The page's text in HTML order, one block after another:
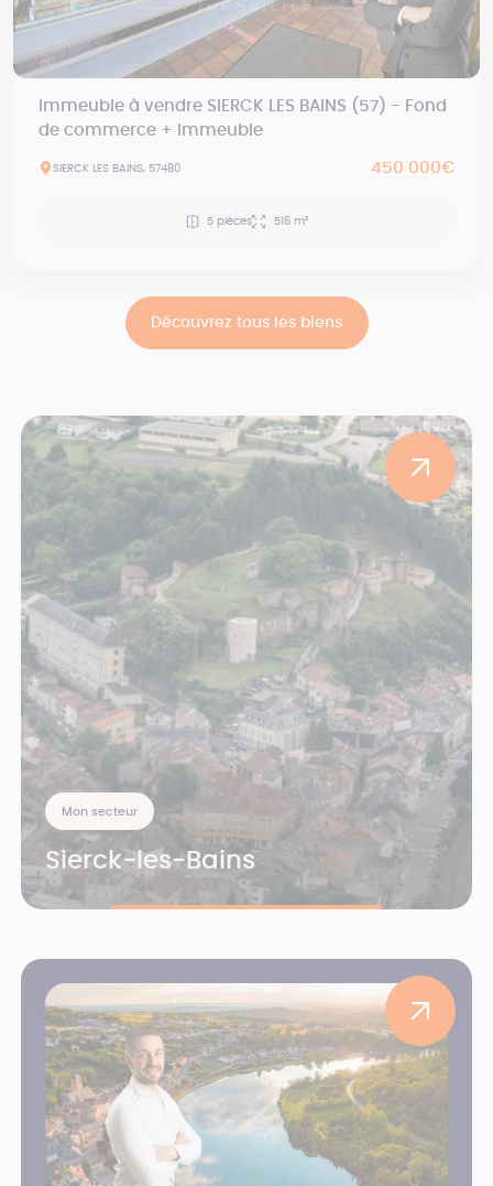
Mon secteur
Sierck-les-Bains
Immeuble à vendre SIERCK LES BAINS (57) - Fond
de commerce + Immeuble
SIERCK LES BAINS, 57480 450 000€
5 pièces 516 m²
Découvrez tous les biens